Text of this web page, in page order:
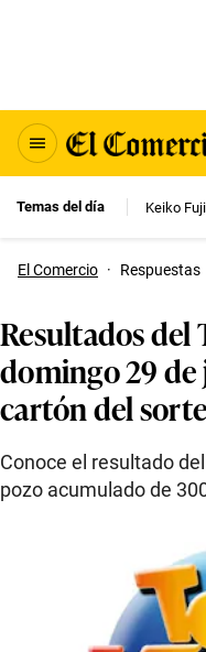
Temas del día Keiko
El Comercio · Respuestas
Resultados del
domingo 29
cartón del
Conoce el resultado
pozo acumulado de